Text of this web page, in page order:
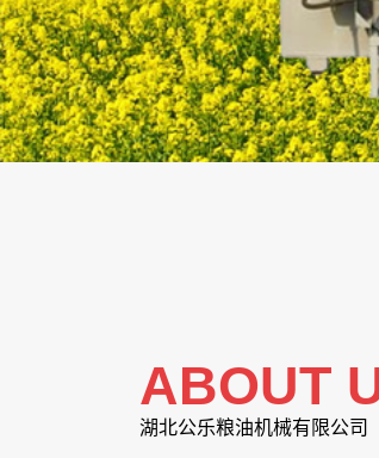
ABOUT
湖北公乐粮油机械有限公司